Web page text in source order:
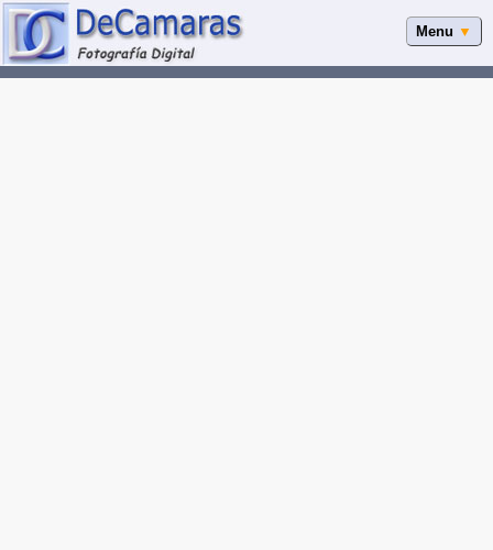
Menu ▼